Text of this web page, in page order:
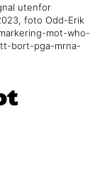
utenfor
foto Odd-Erik
mot-who-
bort-pga-mrna-